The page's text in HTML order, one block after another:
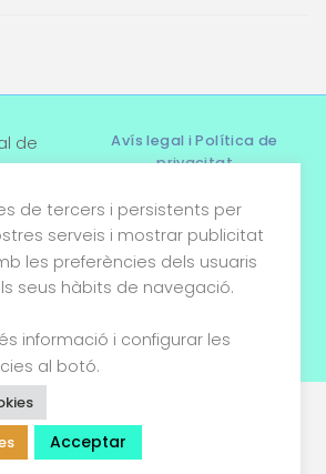
de
Tots
Avís legal i Política de
privacitat
Termes i condicions
Política de cookies
de tercers i persistents per
serveis i mostrar publicitat
les preferències dels usuaris
seus hàbits de navegació.
informació i configurar les
al botó.
Acceptar